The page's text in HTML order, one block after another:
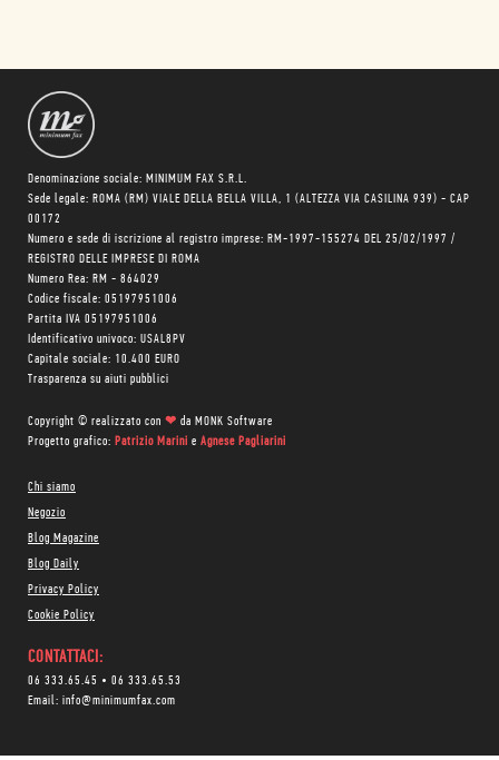
Denominazione sociale: MINIMUM FAX S.R.L.
Sede legale: ROMA (RM) VIALE DELLA BELLA VILLA, 1 (ALTEZZA VIA CASILINA 939) - CAP
00172
Numero e sede di iscrizione al registro imprese: RM-1997-155274 DEL 25/02/1997 /
REGISTRO DELLE IMPRESE DI ROMA
Numero Rea: RM - 864029
Codice fiscale: 05197951006
Partita IVA 05197951006
Identificativo univoco: USAL8PV
Capitale sociale: 10.400 EURO
Trasparenza su aiuti pubblici
Copyright © realizzato con ❤ da MONK Software
Progetto grafico: Patrizio Marini e Agnese Pagliarini
Chi siamo
Negozio
Blog Magazine
Blog Daily
Privacy Policy
Cookie Policy
CONTATTACI:
06 333.65.45 • 06 333.65.53
Email: info@minimumfax.com